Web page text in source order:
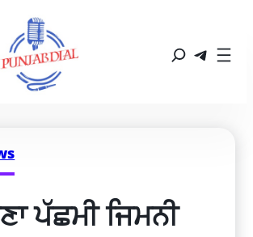
ਪੱਛਮੀ ਜਿਮਨੀ